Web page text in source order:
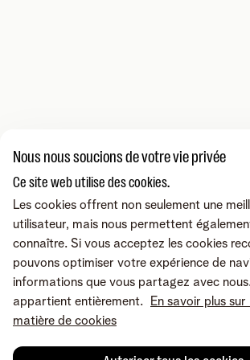
Nous nous soucions de votre vie privée
Ce site web utilise des cookies.
Les cookies offrent non seulement une
utilisateur, mais nous permettent
connaître. Si vous acceptez les cookies
pouvons optimiser votre expérience de
informations que vous partagez avec
appartient entièrement.
En savoir plus
matière de cookies